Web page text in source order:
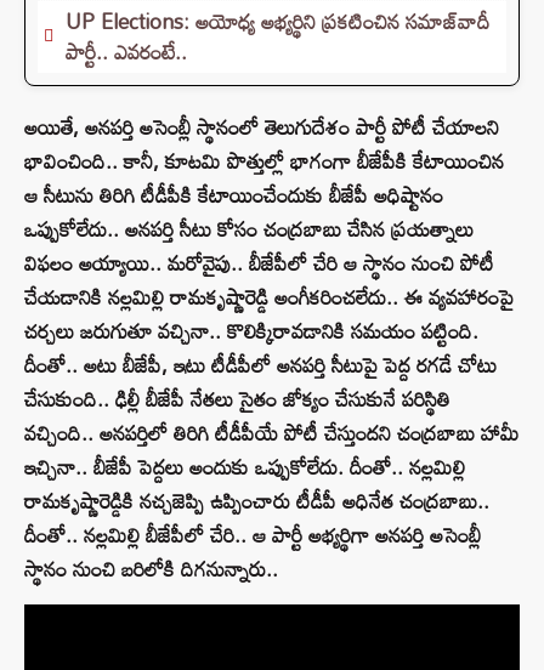
UP Elections: అయోధ్య అభ్యర్థిని ప్రకటించిన సమాజ్‌వాదీ
పార్టీ.. ఎవరంటే..
అయితే, అనపర్తి అసెంబ్లీ స్థానంలో తెలుగుదేశం పార్టీ పోటీ చేయాలని
భావించింది.. కానీ, కూటమి పొత్తుల్లో భాగంగా బీజేపీకి కేటాయించిన
ఆ సీటును తిరిగి టీడీపీకి కేటాయించేందుకు బీజేపీ అధిష్టానం
ఒప్పుకోలేదు.. అనపర్తి సీటు కోసం చంద్రబాబు చేసిన ప్రయత్నాలు
విఫలం అయ్యాయి.. మరోవైపు.. బీజేపీలో చేరి ఆ స్థానం నుంచి పోటీ
చేయడానికి నల్లమిల్లి రామకృష్ణారెడ్డి అంగీకరించలేదు.. ఈ వ్యవహారంపై
చర్చలు జరుగుతూ వచ్చినా.. కొలిక్కిరావడానికి సమయం పట్టింది.
దీంతో.. అటు బీజేపీ, ఇటు టీడీపీలో అనపర్తి సీటుపై పెద్ద రగడే చోటు
చేసుకుంది.. ఢిల్లీ బీజేపీ నేతలు సైతం జోక్యం చేసుకునే పరిస్థితి
వచ్చింది.. అనపర్తిలో తిరిగి టీడీపీయే పోటీ చేస్తుందని చంద్రబాబు హామీ
ఇచ్చినా.. బీజేపీ పెద్దలు అందుకు ఒప్పుకోలేదు. దీంతో.. నల్లమిల్లి
రామకృష్ణారెడ్డికి నచ్చజెప్పి ఉప్పించారు టీడీపీ అధినేత చంద్రబాబు..
దీంతో.. నల్లమిల్లి బీజేపీలో చేరి.. ఆ పార్టీ అభ్యర్థిగా అనపర్తి అసెంబ్లీ
స్థానం నుంచి బరిలోకి దిగనున్నారు..